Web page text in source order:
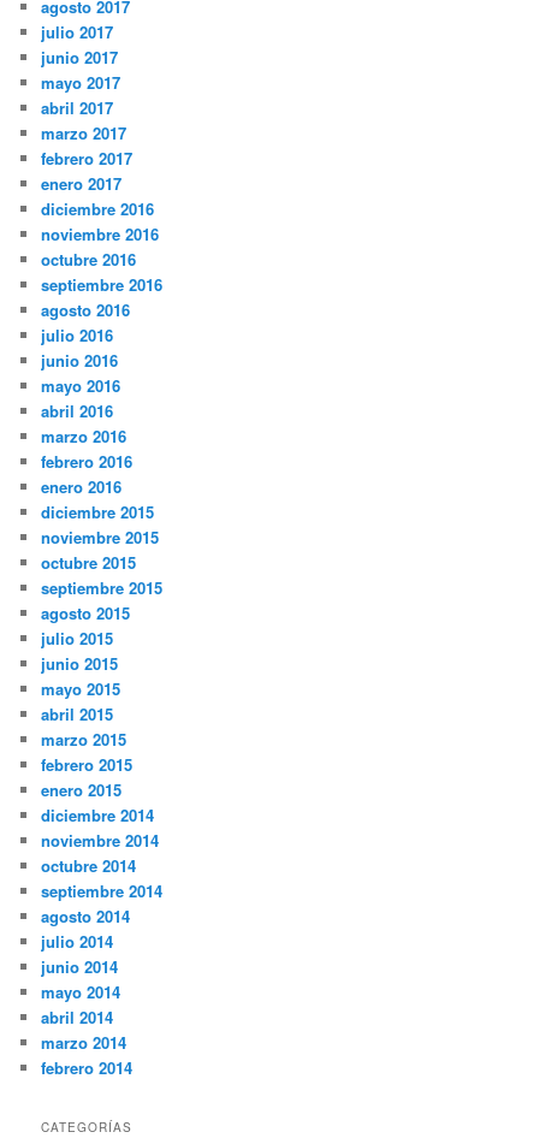
agosto 2017
julio 2017
junio 2017
mayo 2017
abril 2017
marzo 2017
febrero 2017
enero 2017
diciembre 2016
noviembre 2016
octubre 2016
septiembre 2016
agosto 2016
julio 2016
junio 2016
mayo 2016
abril 2016
marzo 2016
febrero 2016
enero 2016
diciembre 2015
noviembre 2015
octubre 2015
septiembre 2015
agosto 2015
julio 2015
junio 2015
mayo 2015
abril 2015
marzo 2015
febrero 2015
enero 2015
diciembre 2014
noviembre 2014
octubre 2014
septiembre 2014
agosto 2014
julio 2014
junio 2014
mayo 2014
abril 2014
marzo 2014
febrero 2014
CATEGORÍAS